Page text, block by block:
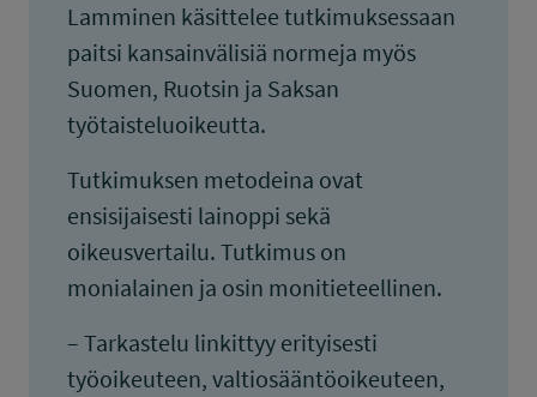
Lamminen käsittelee tutkimuksessaan
paitsi kansainvälisiä normeja myös
Suomen, Ruotsin ja Saksan
työtaisteluoikeutta.
Tutkimuksen metodeina ovat
ensisijaisesti lainoppi sekä
oikeusvertailu. Tutkimus on
monialainen ja osin monitieteellinen.
– Tarkastelu linkittyy erityisesti
työoikeuteen, valtiosääntöoikeuteen,